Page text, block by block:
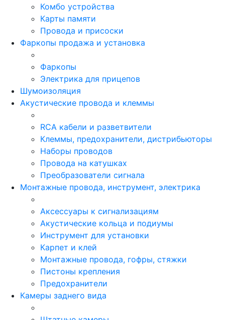
Комбо устройства
Карты памяти
Провода и присоски
Фаркопы продажа и установка
Фаркопы
Электрика для прицепов
Шумоизоляция
Акустические провода и клеммы
RCA кабели и разветвители
Клеммы, предохранители, дистрибьюторы
Наборы проводов
Провода на катушках
Преобразователи сигнала
Монтажные провода, инструмент, электрика
Аксессуары к сигнализациям
Акустические кольца и подиумы
Инструмент для установки
Карпет и клей
Монтажные провода, гофры, стяжки
Пистоны крепления
Предохранители
Камеры заднего вида